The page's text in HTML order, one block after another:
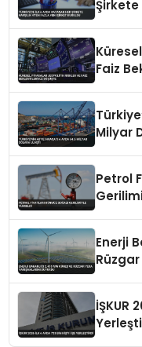
Şirkete
Faiz
Milyar
Petrol
Enerji
Rüzgar
İŞKUR